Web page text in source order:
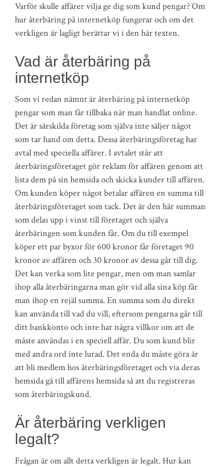
Varför skulle affärer vilja ge dig som kund pengar? Om
hur återbäring på internetköp fungerar och om det
verkligen är lagligt berättar vi i den här texten.
Vad är återbäring på
internetköp
Som vi redan nämnt är återbäring på internetköp
pengar som man får tillbaka när man handlat online.
Det är särskilda företag som själva inte säljer något
som tar hand om detta. Dessa återbäringsföretag har
avtal med speciella affärer. I avtalet står att
återbäringsföretaget gör reklam för affären genom att
lista dem på sin hemsida och skicka kunder till affären.
Om kunden köper något betalar affären en summa till
återbäringsföretaget som tack. Det är den här summan
som delas upp i vinst till företaget och själva
återbäringen som kunden får. Om du till exempel
köper ett par byxor för 600 kronor får företaget 90
kronor av affären och 30 kronor av dessa går till dig.
Det kan verka som lite pengar, men om man samlar
ihop alla återbäringarna man gör vid alla sina köp får
man ihop en rejäl summa. En summa som du direkt
kan använda till vad du vill, eftersom pengarna går till
ditt bankkonto och inte har några villkor om att de
måste användas i en speciell affär. Du som kund blir
med andra ord inte lurad. Det enda du måste göra är
att bli medlem hos återbäringsföretaget och via deras
hemsida gå till affärens hemsida så att du registreras
som återbäringskund.
Är återbäring verkligen
legalt?
Frågan är om allt detta verkligen är legalt. Hur kan